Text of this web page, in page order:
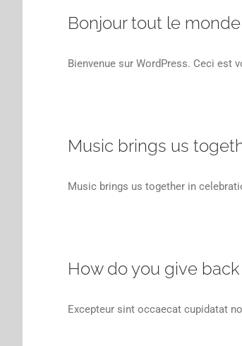
Bonjour tout le monde
Bienvenue sur WordPress. Ceci est
Music brings us
Music brings us together in
How do you give
Excepteur sint occaecat cupidatat